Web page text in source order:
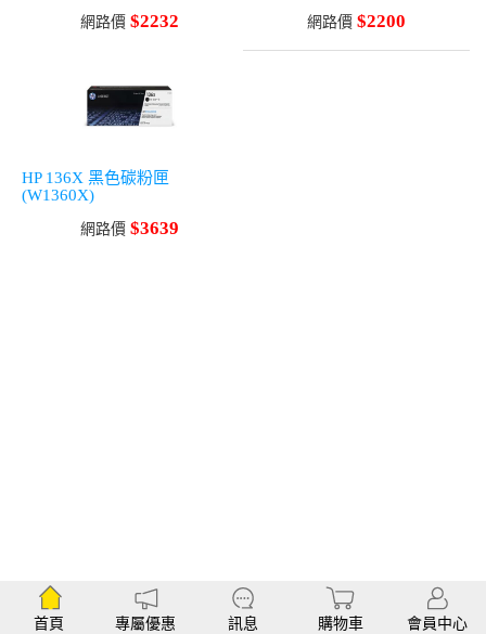
網路價 $2232 網路價 $2200
HP 136X 黑色碳粉匣
(W1360X)
網路價 $3639
首頁 專屬優惠 訊息 購物車 會員中心